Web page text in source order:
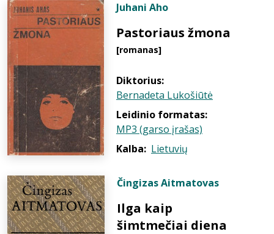
Juhani Aho
Pastoriaus žmona
[romanas]
Diktorius:
Bernadeta Lukošiūtė
Leidinio formatas:
MP3 (garso įrašas)
Kalba: Lietuvių
Čingizas Aitmatovas
Ilga kaip
šimtmečiai diena